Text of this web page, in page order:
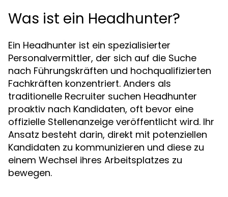
Was ist ein Headhunter?
Ein Headhunter ist ein spezialisierter
Personalvermittler, der sich auf die Suche
nach Führungskräften und hochqualifizierten
Fachkräften konzentriert. Anders als
traditionelle Recruiter suchen Headhunter
proaktiv nach Kandidaten, oft bevor eine
offizielle Stellenanzeige veröffentlicht wird. Ihr
Ansatz besteht darin, direkt mit potenziellen
Kandidaten zu kommunizieren und diese zu
einem Wechsel ihres Arbeitsplatzes zu
bewegen.